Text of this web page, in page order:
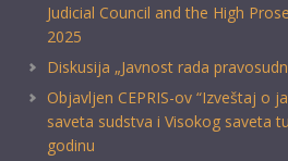
Judicial Council and the High
2025
Diskusija „Javnost rada
Objavljen CEPRIS-ov “Izveštaj o
saveta sudstva i Visokog saveta
godinu